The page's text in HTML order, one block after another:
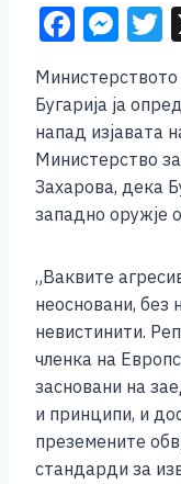
F
c
e
b
o
o
k
M
ss
e
n
g
er
Бугарија ja
напад изјавaта
Министерство
Захарова, дека
западно оружје
„Ваквите
неосновани, без
невистинити.
членка на
засновани на
и принципи, и
преземените
стандарди за